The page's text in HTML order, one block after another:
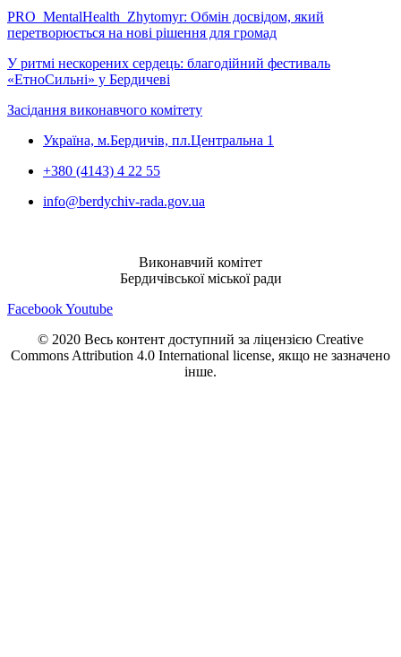
PRO_MentalHealth_Zhytomyr: Обмін досвідом, який
перетворюється на нові рішення для громад
У ритмі нескорених сердець: благодійний фестиваль
«ЕтноСильні» у Бердичеві
Засідання виконавчого комітету
Україна, м.Бердичів, пл.Центральна 1
+380 (4143) 4 22 55
info@berdychiv-rada.gov.ua
Виконавчий комітет
Бердичівської міської ради
FacebookYoutube
© 2020 Весь контент доступний за ліцензією Creative
Commons Attribution 4.0 International license, якщо не зазначено
інше.